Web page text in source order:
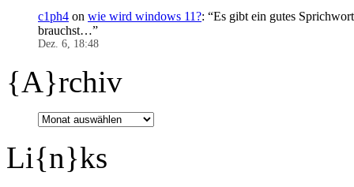
c1ph4 on wie wird windows 11?: “Es gibt ein gutes
brauchst…”
Dez. 6, 18:48
{A}rchiv
Li{n}ks